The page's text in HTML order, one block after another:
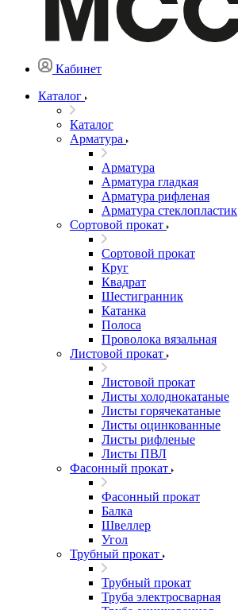
Кабинет
Каталог
Каталог
Арматура
Арматура
Арматура гладкая
Арматура рифленая
Арматура стеклопластик
Сортовой прокат
Сортовой прокат
Круг
Квадрат
Шестигранник
Катанка
Полоса
Проволока вязальная
Листовой прокат
Листовой прокат
Листы холоднокатаные
Листы горячекатаные
Листы оцинкованные
Листы рифленые
Листы ПВЛ
Фасонный прокат
Фасонный прокат
Балка
Швеллер
Угол
Трубный прокат
Трубный прокат
Труба электросварная